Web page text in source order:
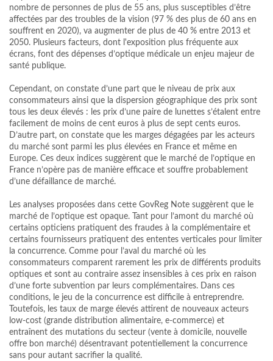
nombre de personnes de plus de 55 ans, plus susceptibles d’être
affectées par des troubles de la vision (97 % des plus de 60 ans en
souffrent en 2020), va augmenter de plus de 40 % entre 2013 et
2050. Plusieurs facteurs, dont l'exposition plus fréquente aux
écrans, font des dépenses d’optique médicale un enjeu majeur de
santé publique.
Cependant, on constate d’une part que le niveau de prix aux
consommateurs ainsi que la dispersion géographique des prix sont
tous les deux élevés : les prix d’une paire de lunettes s’étalent entre
facilement de moins de cent euros à plus de sept cents euros.
D’autre part, on constate que les marges dégagées par les acteurs
du marché sont parmi les plus élevées en France et même en
Europe. Ces deux indices suggèrent que le marché de l’optique en
France n’opère pas de manière efficace et souffre probablement
d’une défaillance de marché.
Les analyses proposées dans cette GovReg Note suggèrent que le
marché de l’optique est opaque. Tant pour l’amont du marché où
certains opticiens pratiquent des fraudes à la complémentaire et
certains fournisseurs pratiquent des ententes verticales pour limiter
la concurrence. Comme pour l’aval du marché où les
consommateurs comparent rarement les prix de différents produits
optiques et sont au contraire assez insensibles à ces prix en raison
d’une forte subvention par leurs complémentaires. Dans ces
conditions, le jeu de la concurrence est difficile à entreprendre.
Toutefois, les taux de marge élevés attirent de nouveaux acteurs
low-cost (grande distribution alimentaire, e-commerce) et
entraînent des mutations du secteur (vente à domicile, nouvelle
offre bon marché) désentravant potentiellement la concurrence
sans pour autant sacrifier la qualité.